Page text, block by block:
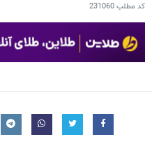
کد مطلب231060